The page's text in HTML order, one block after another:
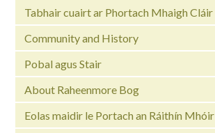
Tabhair cuairt ar Phortach Mhaigh Cláir
Community and History
Pobal agus Stair
About Raheenmore Bog
Eolas maidir le Portach an Ráithín Mhóir